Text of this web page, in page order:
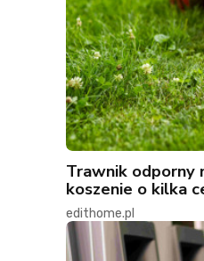
Trawnik odporny
koszenie o kilka
edithome.pl